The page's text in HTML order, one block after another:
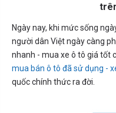
Ngày nay, khi mức sống
người dân Việt ngày càng
nhanh - mua xe ô tô giá tốt
mua bán ô tô đã sử dụng -
quốc chính thức ra đời.